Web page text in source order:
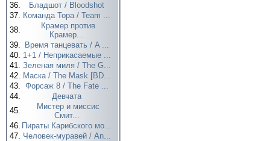
36.
Бладшот / Bloodshot
37. Команда Тора / Team ...
38.
Крамер против
Крамер...
39.
Время танцевать / A ...
40. 1+1 / Неприкасаемые ...
41. Зеленая миля / The G...
42. Маска / The Mask [BD...
43. Форсаж 8 / The Fate ...
44.
Девчата
45.
Мистер и миссис
Смит...
46. Пираты Карибского мо...
47. Человек-муравей / An...